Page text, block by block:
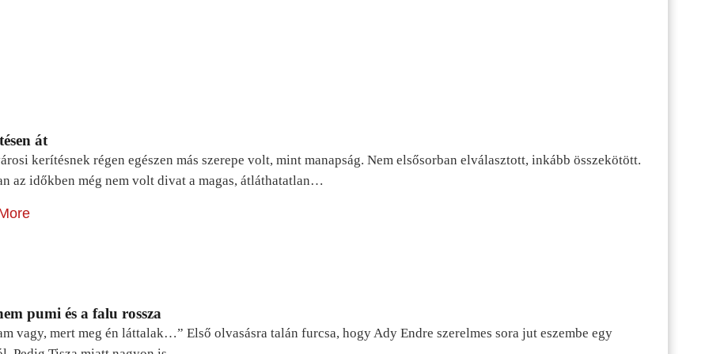
át
kerítésnek régen egészen más szerepe volt, mint manapság. Nem elsősorban elválasztott, inkább összekötött.
az időkben még nem volt divat a magas, átláthatatlan…
pumi és a falu rossza
vagy, mert meg én láttalak…” Első olvasásra talán furcsa, hogy Ady Endre szerelmes sora jut eszembe egy